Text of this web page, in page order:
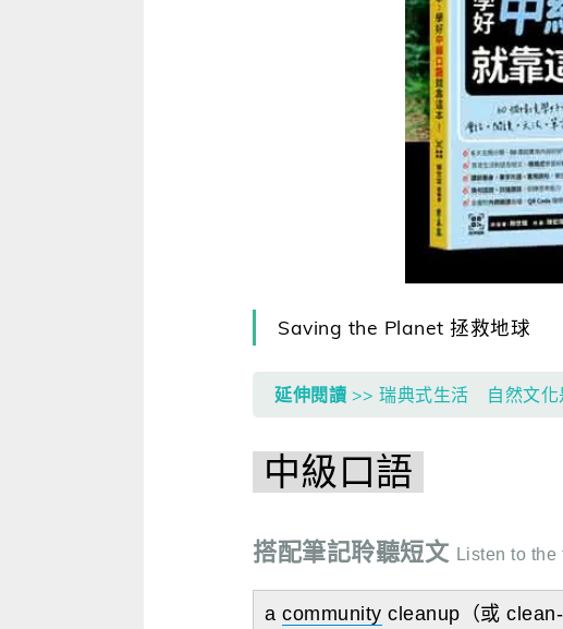
Saving the Planet 拯救地球
延伸閱讀 >> 瑞典式生活 自然文
中級口語
搭配筆記聆聽短文 Listen to
a community cleanup（或